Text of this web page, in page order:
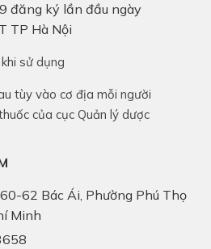
đăng ký lần đầu ngày
TP Hà Nội
sử dụng
tùy vào cơ địa mỗi người
của cục Quản lý dược
62 Bác Ái, Phường Phú Thọ
Minh